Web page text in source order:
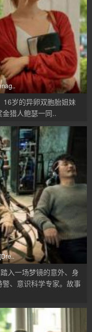
16岁的异卵双胞胎姐妹
猎人鲍瑟一同..
入一场梦镜的意外、身
、意识科学专家。故事